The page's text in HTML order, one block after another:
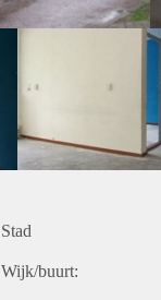
Stad
Wijk/buurt: